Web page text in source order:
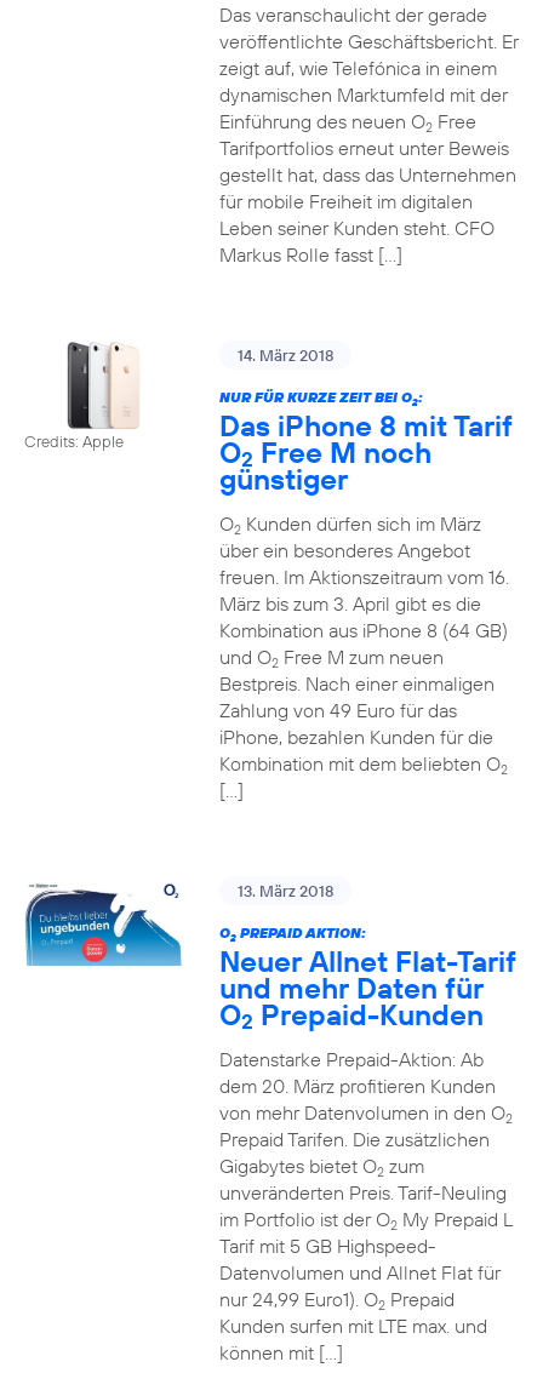
Das veranschaulicht der gerade
veröffentlichte Geschäftsbericht. Er
zeigt auf, wie Telefónica in einem
dynamischen Marktumfeld mit der
Einführung des neuen O2Free
Tarifportfolios erneut unter Beweis
gestellt hat, dass das Unternehmen
für mobile Freiheit im digitalen
Leben seiner Kunden steht. CFO
Markus Rolle fasst […]
Credits: Apple
14. März 2018
NUR FÜR KURZE ZEIT BEI O2:
Das iPhone 8 mit Tarif
O2 Free M noch
günstiger
O2Kunden dürfen sich im März
über ein besonderes Angebot
freuen. Im Aktionszeitraum vom 16.
März bis zum 3. April gibt es die
Kombination aus iPhone 8 (64 GB)
und O2Free M zum neuen
Bestpreis. Nach einer einmaligen
Zahlung von 49 Euro für das
iPhone, bezahlen Kunden für die
Kombination mit dem beliebten O2
[…]
13. März 2018
O2PREPAID AKTION:
Neuer Allnet Flat-Tarif
und mehr Daten für
O2 Prepaid-Kunden
Datenstarke Prepaid-Aktion: Ab
dem 20. März profitieren Kunden
von mehr Datenvolumen in den O2
Prepaid Tarifen. Die zusätzlichen
Gigabytes bietet O2zum
unveränderten Preis. Tarif-Neuling
im Portfolio ist der O2My Prepaid L
Tarif mit 5 GB Highspeed-
Datenvolumen und Allnet Flat für
nur 24,99 Euro1). O2Prepaid
Kunden surfen mit LTE max. und
können mit […]